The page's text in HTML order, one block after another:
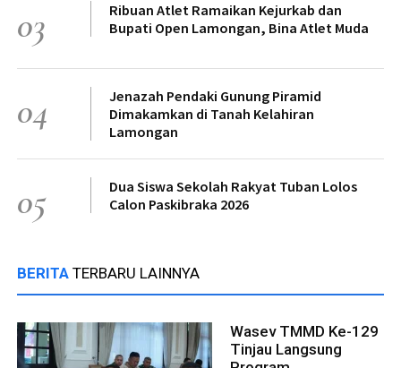
03
Ribuan Atlet Ramaikan Kejurkab dan
Bupati Open Lamongan, Bina Atlet Muda
04
Jenazah Pendaki Gunung Piramid
Dimakamkan di Tanah Kelahiran
Lamongan
05
Dua Siswa Sekolah Rakyat Tuban Lolos
Calon Paskibraka 2026
BERITA TERBARU LAINNYA
Wasev TMMD Ke-129
Tinjau Langsung